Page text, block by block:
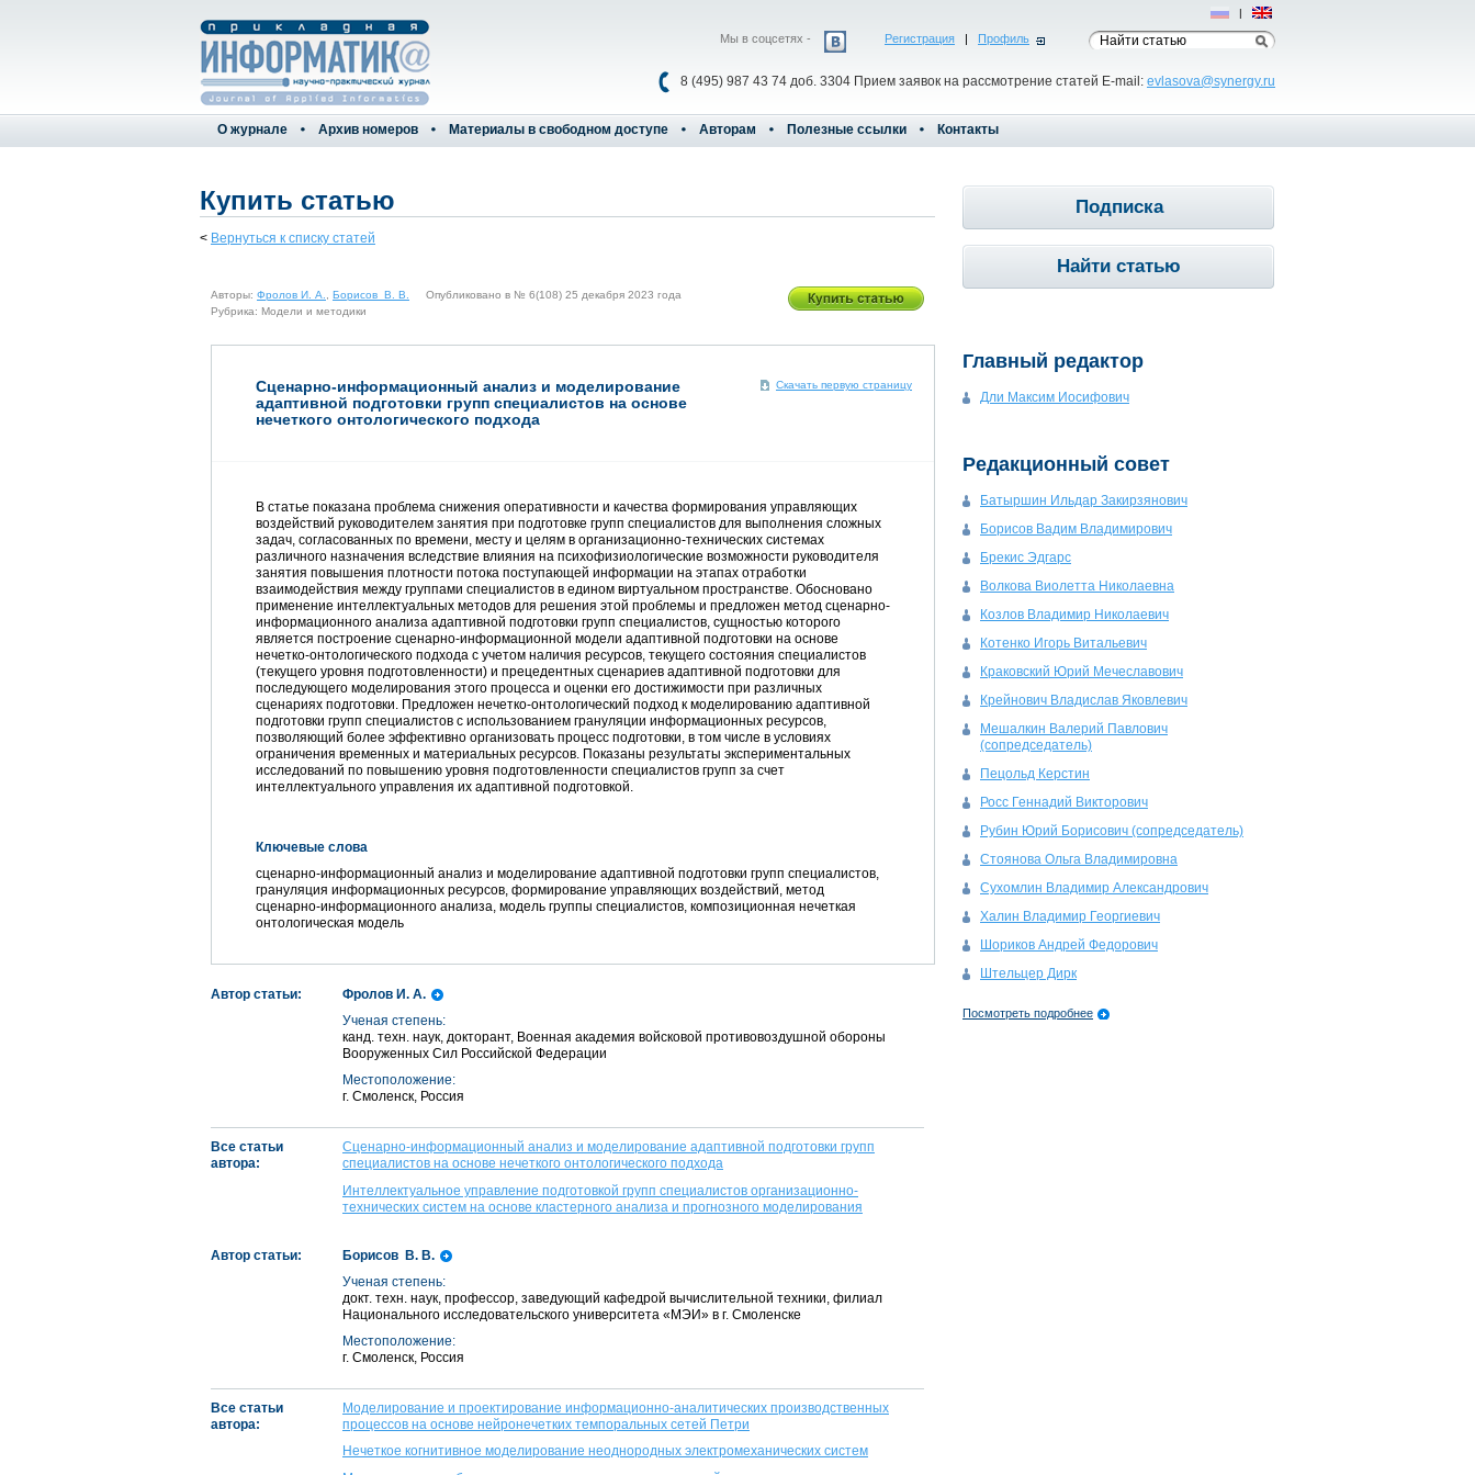
Регистрация | Профиль
8 (495) 987 43 74 доб. 3304 Прием заявок на рассмотрение статей E-mail: evlasova@synergy.ru
Мы в соцсетях -
Рус | Eng
О журнале Архив номеров Материалы в свободном доступе Авторам Полезные ссылки Контакты
Купить статью
< Вернуться к списку статей
Авторы: Фролов И. А. Борисов В. В.
Опубликовано в № 6(108) 25 декабря 2023 года
Рубрика: Модели и методики
Скачать первую страницу
Сценарно-информационный анализ и моделирование
адаптивной подготовки групп специалистов на основе
нечеткого онтологического подхода
В статье показана проблема снижения оперативности и качества формирования управляющих
воздействий руководителем занятия при подготовке групп специалистов для выполнения сложных
задач, согласованных по времени, месту и целям в организационно-технических системах
различного назначения вследствие влияния на психофизиологические возможности руководителя
занятия повышения плотности потока поступающей информации на этапах отработки
взаимодействия между группами специалистов в едином виртуальном пространстве. Обосновано
применение интеллектуальных методов для решения этой проблемы и предложен метод сценарно-
информационного анализа адаптивной подготовки групп специалистов, сущностью которого
является построение сценарно-информационной модели адаптивной подготовки на основе
нечетко-онтологического подхода с учетом наличия ресурсов, текущего состояния специалистов
(текущего уровня подготовленности) и прецедентных сценариев адаптивной подготовки для
последующего моделирования этого процесса и оценки его достижимости при различных
сценариях подготовки. Предложен нечетко-онтологический подход к моделированию адаптивной
подготовки групп специалистов с использованием грануляции информационных ресурсов,
позволяющий более эффективно организовать процесс подготовки, в том числе в условиях
ограничения временных и материальных ресурсов. Показаны результаты экспериментальных
исследований по повышению уровня подготовленности специалистов групп за счет
интеллектуального управления их адаптивной подготовкой.
Ключевые слова
сценарно-информационный анализ и моделирование адаптивной подготовки групп специалистов,
грануляция информационных ресурсов, формирование управляющих воздействий, метод
сценарно-информационного анализа, модель группы специалистов, композиционная нечеткая
онтологическая модель
Автор статьи:
Фролов И. А.
Ученая степень:
канд. техн. наук, докторант, Военная академия войсковой противовоздушной обороны
Вооруженных Сил Российской Федерации
Местоположение:
г. Смоленск, Россия
Все статьи
автора:
Сценарно-информационный анализ и моделирование адаптивной подготовки групп
специалистов на основе нечеткого онтологического подхода
Интеллектуальное управление подготовкой групп специалистов организационно-
технических систем на основе кластерного анализа и прогнозного моделирования
Автор статьи:
Борисов В. В.
Ученая степень:
докт. техн. наук, профессор, заведующий кафедрой вычислительной техники, филиал
Национального исследовательского университета «МЭИ» в г. Смоленске
Местоположение:
г. Смоленск, Россия
Все статьи
автора:
Моделирование и проектирование информационно-аналитических производственных
процессов на основе нейронечетких темпоральных сетей Петри
Нечеткое когнитивное моделирование неоднородных электромеханических систем
Подписка
Найти статью
Главный редактор
Дли Максим Иосифович
Редакционный совет
Батыршин Ильдар Закирзянович
Борисов Вадим Владимирович
Брекис Эдгарс
Волкова Виолетта Николаевна
Козлов Владимир Николаевич
Котенко Игорь Витальевич
Краковский Юрий Мечеславович
Крейнович Владислав Яковлевич
Мешалкин Валерий Павлович
(сопредседатель)
Пецольд Керстин
Росс Геннадий Викторович
Рубин Юрий Борисович (сопредседатель)
Стоянова Ольга Владимировна
Сухомлин Владимир Александрович
Халин Владимир Георгиевич
Шориков Андрей Федорович
Штельцер Дирк
Посмотреть подробнее